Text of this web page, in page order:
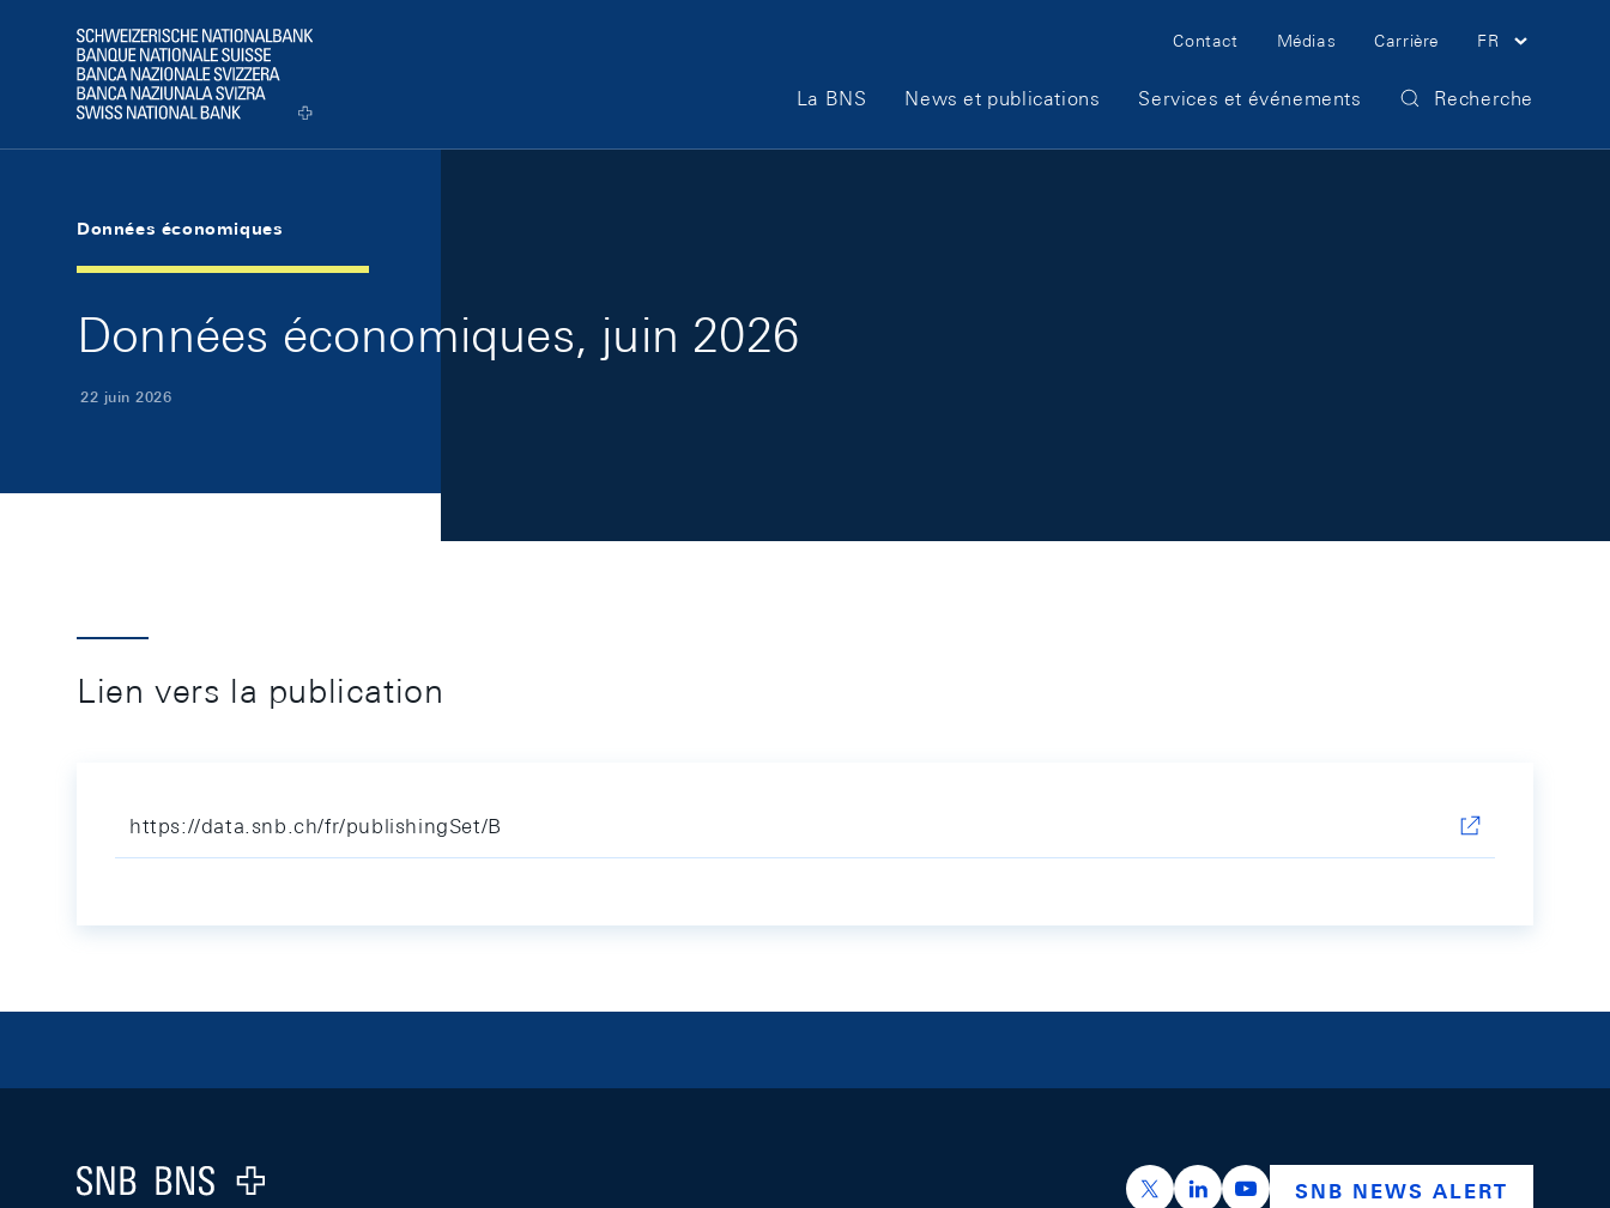
Logo
Meta Navigation
Contact Médias Carrière FR
Main Navigation
La BNS News et publications Services et événements Recherche
Données économiques
Données économiques, juin 2026
22 juin 2026
Lien vers la publication
https://data.snb.ch/fr/publishingSet/B
Logo
https://x.com/snb_bns
https://ch.linkedin.com/company/swiss-
https://www.youtube.com/
SNB NEWS ALERT